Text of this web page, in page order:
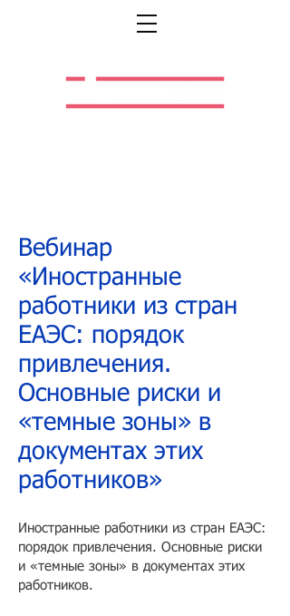
Вебинар
«Иностранные
работники из стран
ЕАЭС: порядок
привлечения.
Основные риски и
«темные зоны» в
документах этих
работников»
Иностранные работники из стран ЕАЭС:
порядок привлечения. Основные риски
и «темные зоны» в документах этих
работников.